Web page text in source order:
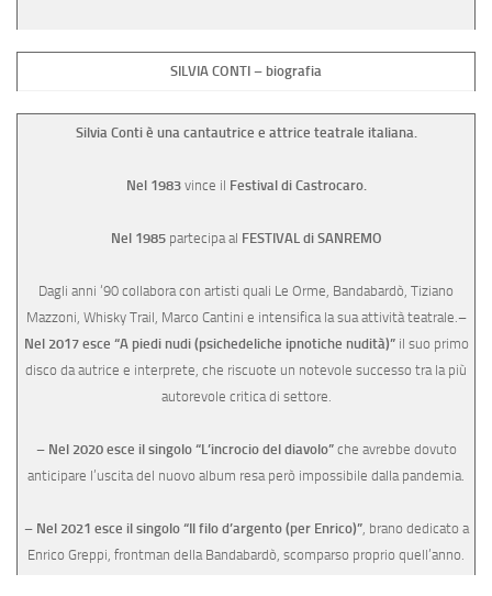
SILVIA CONTI – biografia
Silvia Conti è una cantautrice e attrice teatrale italiana.
Nel 1983vince il Festival di Castrocaro.
Nel 1985partecipa al FESTIVAL di SANREMO
Dagli anni ‘90 collabora con artisti quali Le Orme, Bandabardò, Tiziano
Mazzoni, Whisky Trail, Marco Cantini e intensifica la sua attività teatrale. –
Nel 2017 esce “A piedi nudi (psichedeliche ipnotiche nudità)”il suo primo
disco da autrice e interprete, che riscuote un notevole successo tra la più
autorevole critica di settore.
– Nel 2020 esce il singolo “L’incrocio del diavolo”che avrebbe dovuto
anticipare l’uscita del nuovo album resa però impossibile dalla pandemia.
– Nel 2021 esce il singolo “Il filo d’argento (per Enrico)”, brano dedicato a
Enrico Greppi, frontman della Bandabardò, scomparso proprio quell’anno.